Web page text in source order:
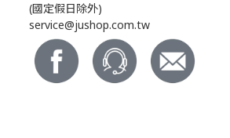
(國定假日除外)
service@jushop.com.tw